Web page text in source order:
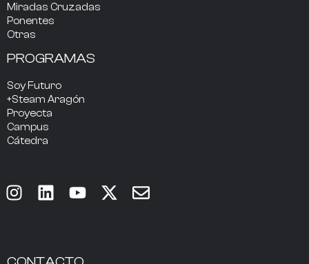
Miradas Cruzadas
Ponentes
Otras
PROGRAMAS
Soy Futuro
+Steam Aragón
Proyecta
Campus
Cátedra